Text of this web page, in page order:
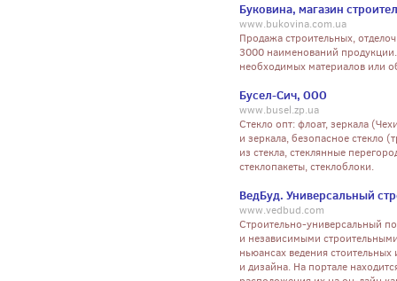
Буковина, магазин
www.bukovina.com.ua
Продажа строительных,
3000 наименований
необходимых материалов или
Бусел-Сич, ООО
www.busel.zp.ua
Стекло опт: флоат, зеркала
и зеркала, безопасное стекло
из стекла, стеклянные
стеклопакеты, стеклоблоки.
ВедБуд. Универсальный
www.vedbud.com
Строительно-универсальный
и независимыми
ньюансах ведения
и дизайна. На портале